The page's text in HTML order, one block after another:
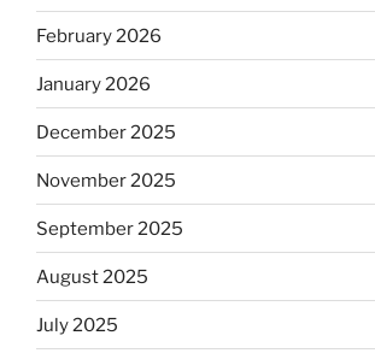
February 2026
January 2026
December 2025
November 2025
September 2025
August 2025
July 2025